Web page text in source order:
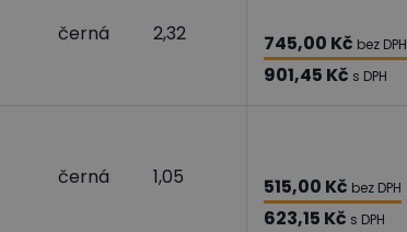
černá 2,32 745,00 Kč bez DPH
901,45 Kč s DPH
černá 1,05 515,00 Kč bez DPH
623,15 Kč s DPH